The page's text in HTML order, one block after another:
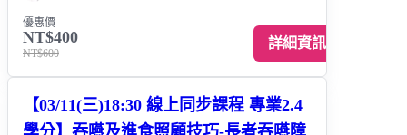
優惠價
NT$400
NT$600
詳細資訊
【03/11(三)18:30 線上同步課程 專業2.4
學分】吞嚥及進食照顧技巧-長者吞嚥障